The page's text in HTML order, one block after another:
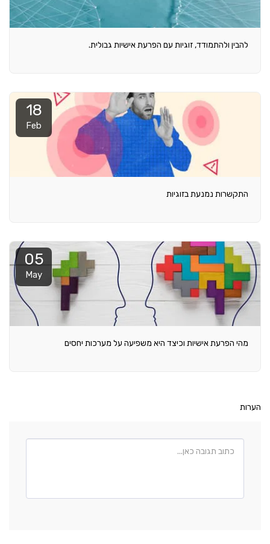
להבין ולהתמודד, זוגיות עם הפרעת אישיות גבולית.
18
Feb
התקשרות נמנעת בזוגיות
05
May
מהי הפרעת אישיות וכיצד היא משפיעה על מערכות יחסים
הערות